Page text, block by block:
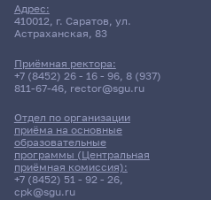
Адрес:
410012, г. Саратов, ул.
Астраханская, 83
Приёмная ректора:
+7 (8452) 26 - 16 - 96, 8 (937)
811-67-46, rector@sgu.ru
Отдел по организации
приёма на основные
образовательные
программы (Центральная
приёмная комиссия):
+7 (8452) 51 - 92 - 26,
cpk@sgu.ru